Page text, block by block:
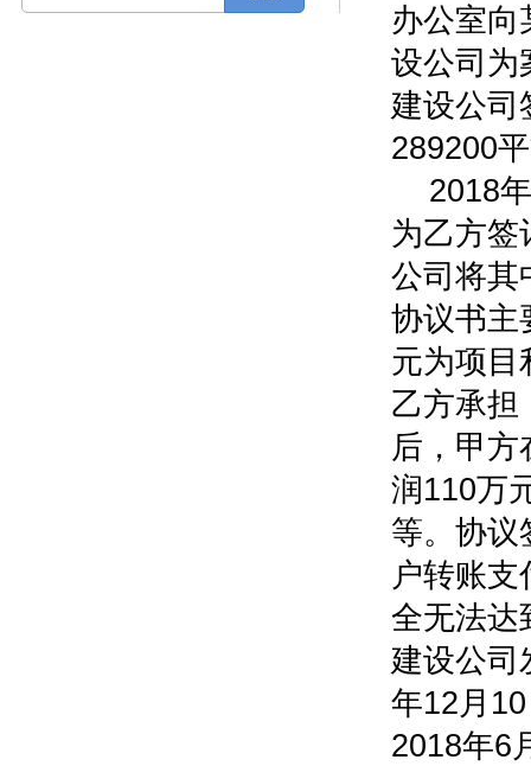
办公室向
设公司为
建设公司
289200
2018
为乙方签
公司将其
协议书主
元为项目
乙方承担
后，甲
润110万
等。协议
户转账
全无法达
建设公司
年12月
2018年6